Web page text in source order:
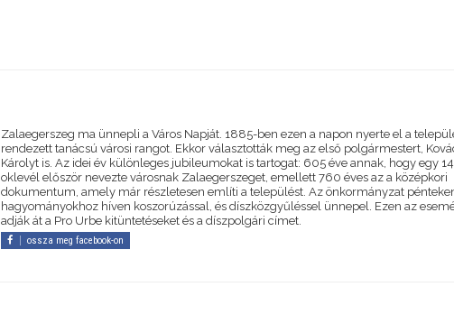
Zalaegerszeg ma ünnepli a Város Napját. 1885-ben ezen a napon nyerte el a
rendezett tanácsú városi rangot. Ekkor választották meg az első polgármestert,
Károlyt is. Az idei év különleges jubileumokat is tartogat: 605 éve annak, hogy egy
oklevél először nevezte városnak Zalaegerszeget, emellett 760 éves az a középkori
dokumentum, amely már részletesen említi a települést. Az önkormányzat
hagyományokhoz híven koszorúzással, és díszközgyűléssel ünnepel. Ezen az
adják át a Pro Urbe kitüntetéseket és a díszpolgári címet.
ossza meg facebook-on